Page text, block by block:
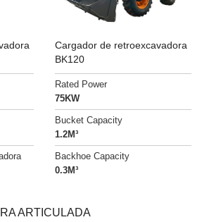
Cargador de retroexcavadora
BK120
Rated Power
75KW
Bucket Capacity
1.2M³
Backhoe Capacity
0.3M³
ARTICULADA